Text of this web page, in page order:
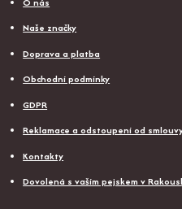
Naše značky
Doprava a platba
Obchodní podmínky
GDPR
Reklamace a odstoupení od
Kontakty
Dovolená s vaším pejskem v